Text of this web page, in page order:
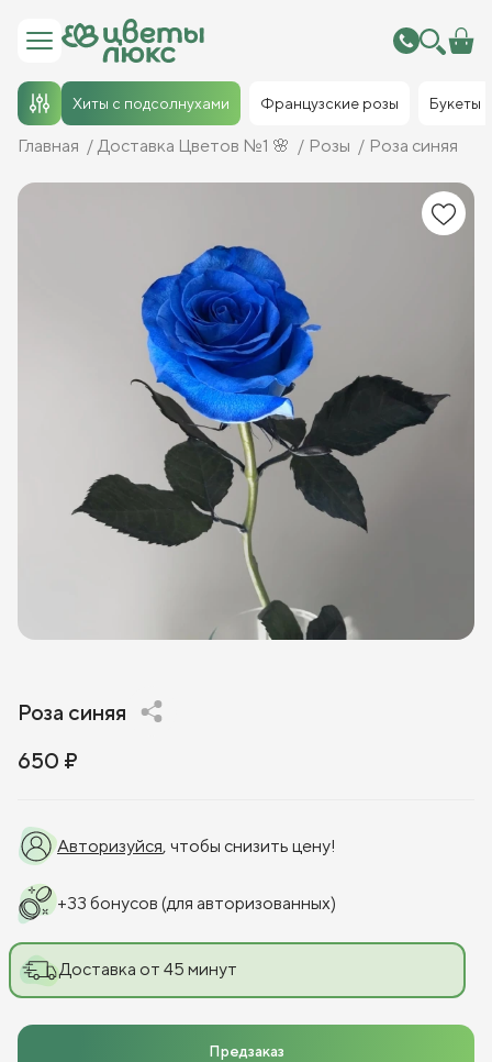
Хиты с подсолнухами Французские розы Букеты
Главная Доставка Цветов №1 🌸 Розы Роза синяя
Роза синяя
650 ₽
Авторизуйся, чтобы снизить цену!
+33 бонусов (для авторизованных)
Доставка от 45 минут
Предзаказ